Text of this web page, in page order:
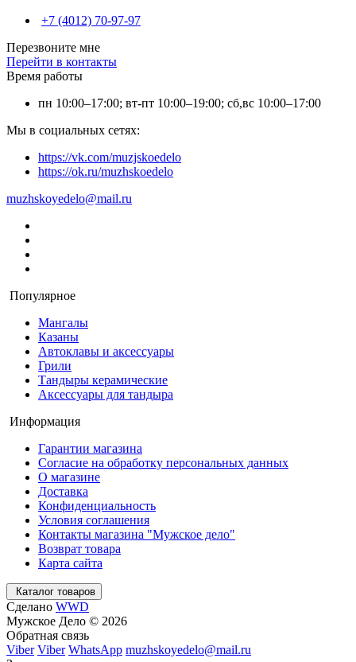
+7 (4012) 70-97-97
Перезвоните мне
Перейти в контакты
Время работы
пн 10:00–17:00; вт-пт 10:00–19:00; сб,вс 10:00–17:00
Мы в социальных сетях:
https://vk.com/muzjskoedelo
https://ok.ru/muzhskoedelo
muzhskoyedelo@mail.ru
Популярное
Мангалы
Казаны
Автоклавы и аксессуары
Грили
Тандыры керамические
Аксессуары для тандыра
Информация
Гарантии магазина
Согласие на обработку персональных данных
О магазине
Доставка
Конфиденциальность
Условия соглашения
Контакты магазина "Мужское дело"
Возврат товара
Карта сайта
Каталог товаров
Сделано WWD
Мужское Дело © 2026
Обратная связь
Viber Viber WhatsApp muzhskoyedelo@mail.ru